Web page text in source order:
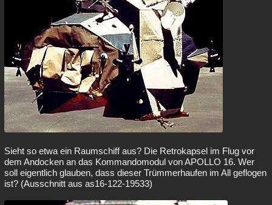
Sieht so etwa ein Raumschiff aus? Die Retrokapsel im Flug vor
dem Andocken an das Kommandomodul von APOLLO 16. Wer
soll eigentlich glauben, dass dieser Trümmerhaufen im All geflogen
ist? (Ausschnitt aus as16-122-19533)